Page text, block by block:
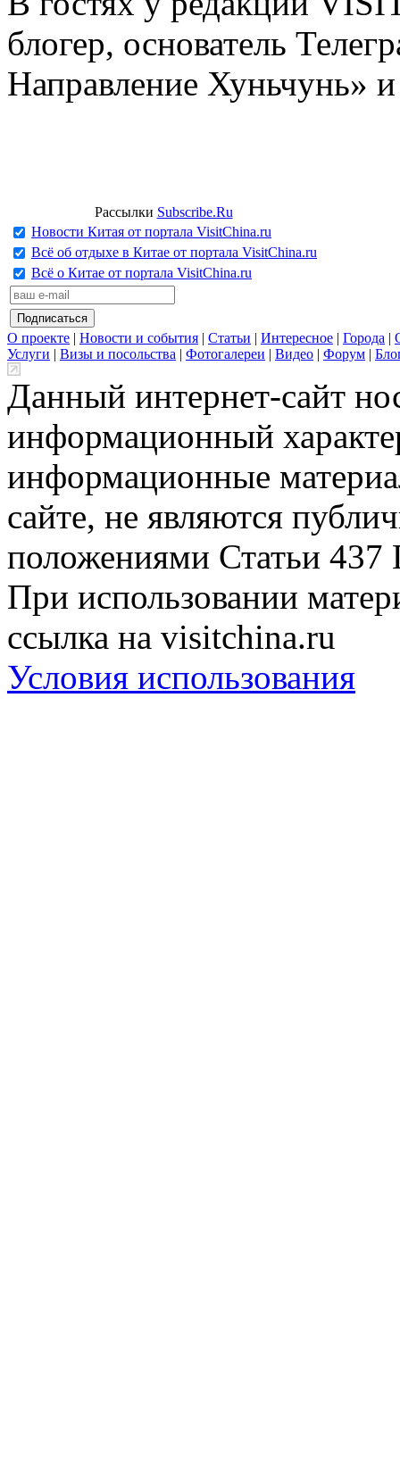
блогер, основатель
Направление Хуньчунь»
Рассылки Subscribe.Ru
Новости Китая от портала VisitChina.ru
Всё об отдыхе в Китае от портала VisitChina.ru
Всё о Китае от портала VisitChina.ru
О проекте | Новости и события | Статьи | Интересное | Города |
Услуги | Визы и посольства | Фотогалереи | Видео | Форум |
Данный интернет-сайт
информационный
информационные
сайте, не являются
положениями Статьи 437
При использовании
ссылка на visitchina.ru
Условия использования